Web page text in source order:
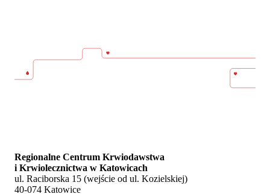
Regionalne Centrum Krwiodawstwa
i Krwiolecznictwa w Katowicach
ul. Raciborska 15 (wejście od ul. Kozielskiej)
40-074 Katowice